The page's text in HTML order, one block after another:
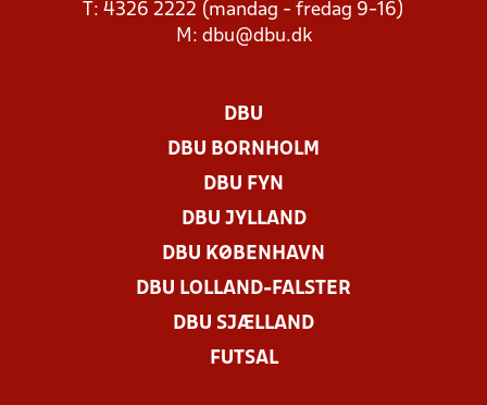
T: 4326 2222 (mandag - fredag 9-16)
M: dbu@dbu.dk
DBU
DBU BORNHOLM
DBU FYN
DBU JYLLAND
DBU KØBENHAVN
DBU LOLLAND-FALSTER
DBU SJÆLLAND
FUTSAL